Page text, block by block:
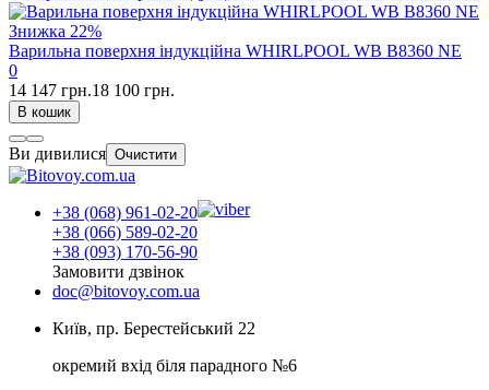
Знижка 22%
Варильна поверхня індукційна WHIRLPOOL WB B8360 NE
0
14 147 грн.18 100 грн.
В кошик
Ви дивилися Очистити
+38 (068) 961-02-20
+38 (066) 589-02-20
+38 (093) 170-56-90
Замовити дзвінок
doc@bitovoy.com.ua
Київ, пр. Берестейський 22
окремий вхід біля парадного №6